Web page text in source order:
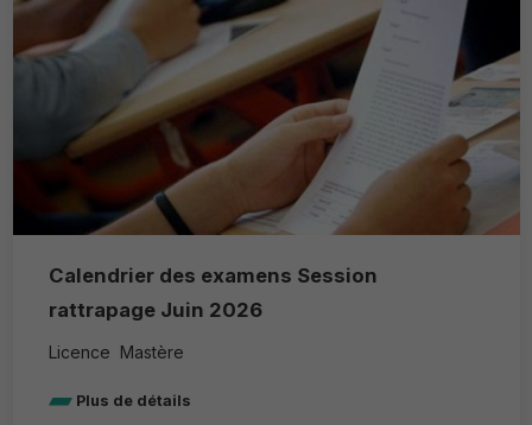
Calendrier des examens Session
rattrapage Juin 2026
Licence Mastère
Plus de détails